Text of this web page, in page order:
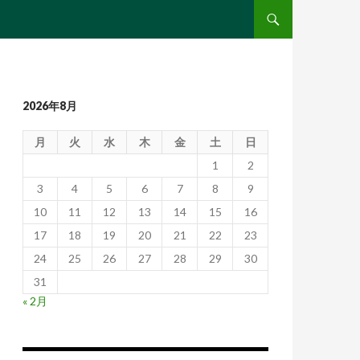
2026年8月
月 火 水 木 金 土
日
1
2
3
4 5 6 7 8
9
10
11 12 13 14 15
16
17
18 19 20 21 22
23
24
25 26 27 28 29
30
31
« 2月